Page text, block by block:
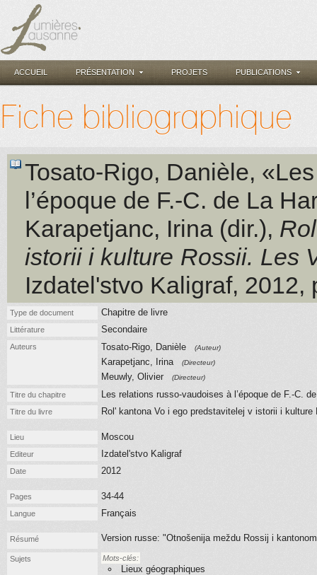
ACCUEIL PRÉSENTATION PROJETS PUBLICATIONS
Fiche bibliographique
Tosato-Rigo, Danièle,
l’époque de F.-C. de La
Karapetjanc, Irina (dir.),
istorii i kulture Rossii. Les
Izdatel'stvo Kaligraf, 2012,
Type de document Chapitre de livre
Littérature Secondaire
Auteurs Tosato-Rigo, Danièle (Auteur)
Karapetjanc, Irina (Directeur)
Meuwly, Olivier (Directeur)
Titre du chapitre Les relations russo-vaudoises à l’époque de F.-C.
Titre du livre Rol' kantona Vo i ego predstavitelej v istorii i
Lieu Moscou
Editeur Izdatel'stvo Kaligraf
Date 2012
Pages 34-44
Langue Français
Résumé Version russe: "Otnošenija meždu Rossij i
Sujets Mots-clés:
Lieux géographiques